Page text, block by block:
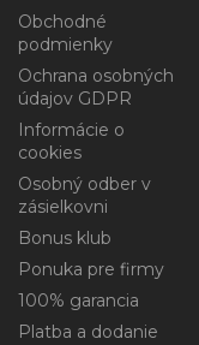
Obchodné
podmienky
Ochrana osobných
údajov GDPR
Informácie o
cookies
Osobný odber v
zásielkovni
Bonus klub
Ponuka pre firmy
100% garancia
Platba a dodanie